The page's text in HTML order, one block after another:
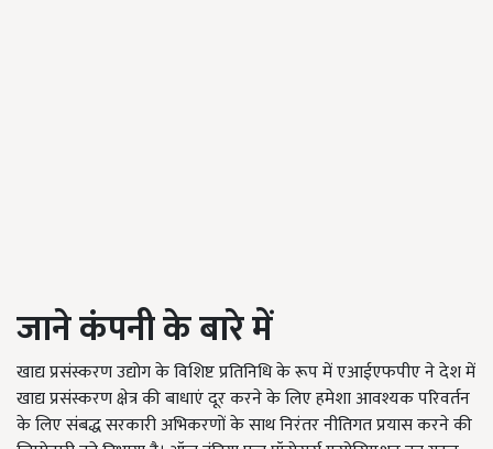
जाने कंपनी के बारे में
खाद्य प्रसंस्करण उद्योग के विशिष्ट प्रतिनिधि के रूप में एआईएफपीए ने देश में
खाद्य प्रसंस्करण क्षेत्र की बाधाएं दूर करने के लिए हमेशा आवश्यक परिवर्तन
के लिए संबद्ध सरकारी अभिकरणों के साथ निरंतर नीतिगत प्रयास करने की